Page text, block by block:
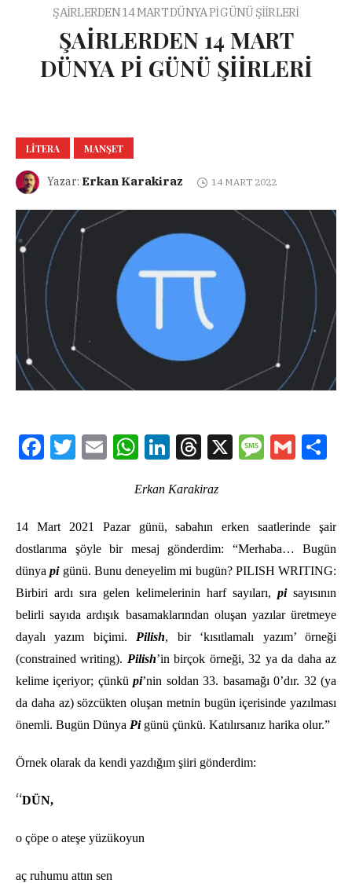
ŞAİRLERDEN 14 MART DÜNYA Pİ GÜNÜ ŞİİRLERİ
ŞAİRLERDEN 14 MART
DÜNYA Pİ GÜNÜ ŞİİRLERİ
LITERA MANŞET
Yazar: Erkan Karakiraz 14 MART 2022
FacebookTwitterEmail WhatsAppLinkedInThreads
X Message
Gmail
Erkan Karakiraz
14 Mart 2021 Pazar günü, sabahın erken saatlerinde şair
dostlarıma şöyle bir mesaj gönderdim: “Merhaba… Bugün
dünyapigünü. Bunu deneyelim mi bugün? PILISH WRITING:
Birbiri ardı sıra gelen kelimelerinin harf sayıları, pisayısının
belirli sayıda ardışık basamaklarından oluşan yazılar üretmeye
dayalı yazım biçimi. Pilish, bir ‘kısıtlamalı yazım’ örneği
(constrained writing). Pilish’in birçok örneği, 32 ya da daha az
kelime içeriyor; çünküpi’nin soldan 33. basamağı 0’dır. 32 (ya
da daha az) sözcükten oluşan metnin bugün içerisinde yazılması
önemli. Bugün Dünya Pigünü çünkü. Katılırsanız harika olur.”
Örnek olarak da kendi yazdığım şiiri gönderdim:
“DÜN,
o çöpe o ateşe yüzükoyun
aç ruhumu attın sen